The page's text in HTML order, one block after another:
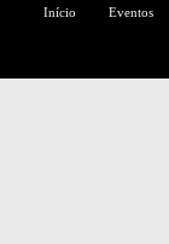
Início Eventos